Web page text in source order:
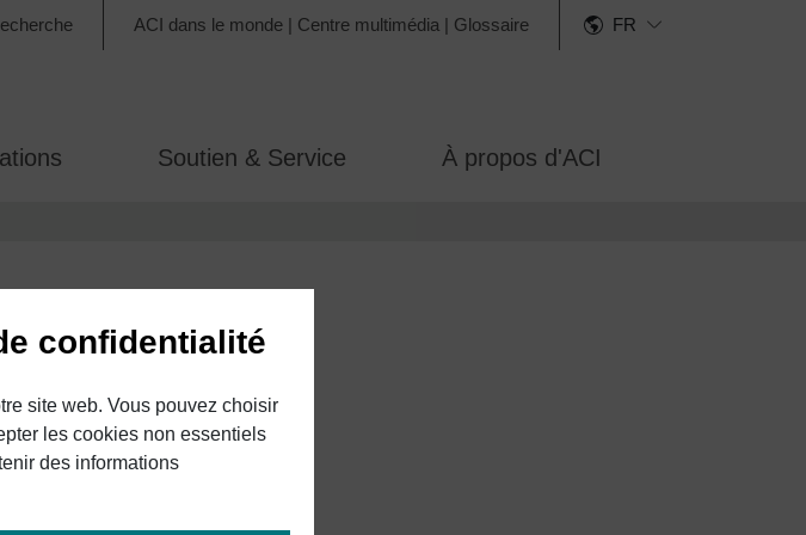
ACI dans le monde | Centre multimédia | Glossaire FR
Soutien & Service À propos d'ACI
d’entreprise
confidentialité
site web. Vous pouvez choisir
les cookies non essentiels
des informations